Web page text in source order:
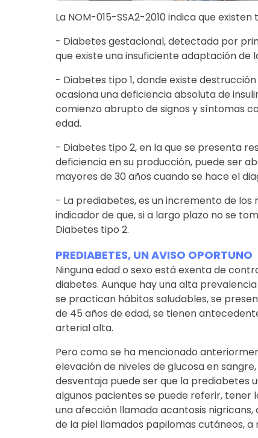
La NOM-015-SSA2-2010 indica que
- Diabetes gestacional, detectada por
que existe una insuficiente adaptación de
- Diabetes tipo 1, donde existe
ocasiona una deficiencia absoluta de
comienzo abrupto de signos y síntomas
edad.
- Diabetes tipo 2, en la que se presenta
deficiencia en su producción, puede ser
mayores de 30 años cuando se hace el
- La prediabetes, es un incremento de los
indicador de que, si a largo plazo no se
Diabetes tipo 2.
PREDIABETES, UN AVISO OPORTUNO
Ninguna edad o sexo está exenta de
diabetes. Aunque hay una alta
se practican hábitos saludables, se
de 45 años de edad, se tienen
arterial alta.
Pero como se ha mencionado
elevación de niveles de glucosa en
desventaja puede ser que la prediabetes
algunos pacientes se puede referir, tener
una afección llamada acantosis
de la piel llamados papilomas cutáneos,